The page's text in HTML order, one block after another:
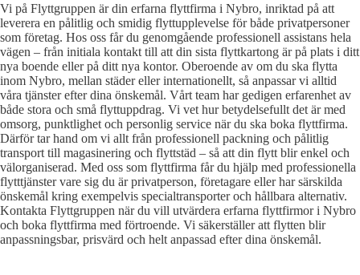
Vi på Flyttgruppen är din erfarna flyttfirma i Nybro, inriktad på att
leverera en pålitlig och smidig flyttupplevelse för både privatpersoner
som företag. Hos oss får du genomgående professionell assistans hela
vägen – från initiala kontakt till att din sista flyttkartong är på plats i ditt
nya boende eller på ditt nya kontor. Oberoende av om du ska flytta
inom Nybro, mellan städer eller internationellt, så anpassar vi alltid
våra tjänster efter dina önskemål. Vårt team har gedigen erfarenhet av
både stora och små flyttuppdrag. Vi vet hur betydelsefullt det är med
omsorg, punktlighet och personlig service när du ska boka flyttfirma.
Därför tar hand om vi allt från professionell packning och pålitlig
transport till magasinering och flyttstäd – så att din flytt blir enkel och
välorganiserad. Med oss som flyttfirma får du hjälp med professionella
flytttjänster vare sig du är privatperson, företagare eller har särskilda
önskemål kring exempelvis specialtransporter och hållbara alternativ.
Kontakta Flyttgruppen när du vill utvärdera erfarna flyttfirmor i Nybro
och boka flyttfirma med förtroende. Vi säkerställer att flytten blir
anpassningsbar, prisvärd och helt anpassad efter dina önskemål.